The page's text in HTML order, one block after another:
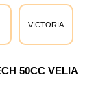
VICTORIA
50CC VELIA